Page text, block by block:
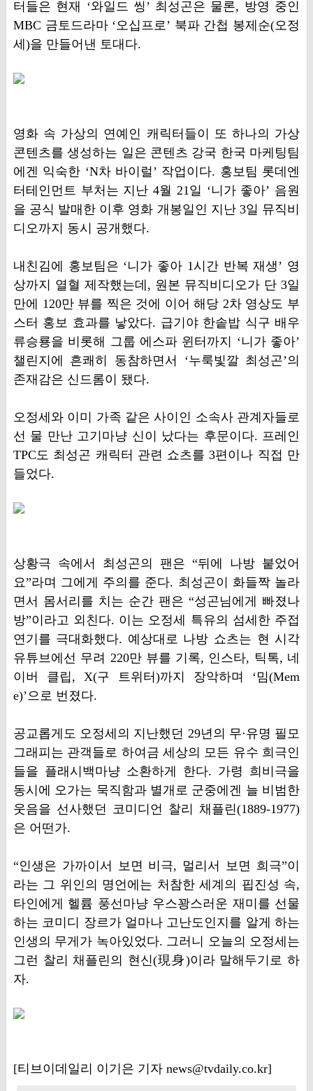
터들은 현재 ‘와일드 씽’ 최성곤은 물론, 방영 중인
MBC 금토드라마 ‘오십프로’ 북파 간첩 봉제순(오정
세)을 만들어낸 토대다.
영화 속 가상의 연예인 캐릭터들이 또 하나의 가상
콘텐츠를 생성하는 일은 콘텐츠 강국 한국 마케팅팀
에겐 익숙한 ‘N차 바이럴’ 작업이다. 홍보팀 롯데엔
터테인먼트 부처는 지난 4월 21일 ‘니가 좋아’ 음원
을 공식 발매한 이후 영화 개봉일인 지난 3일 뮤직비
디오까지 동시 공개했다.
내친김에 홍보팀은 ‘니가 좋아 1시간 반복 재생’ 영
상까지 열혈 제작했는데, 원본 뮤직비디오가 단 3일
만에 120만 뷰를 찍은 것에 이어 해당 2차 영상도 부
스터 홍보 효과를 낳았다. 급기야 한솥밥 식구 배우
류승룡을 비롯해 그룹 에스파 윈터까지 ‘니가 좋아’
챌린지에 흔쾌히 동참하면서 ‘누룩빛깔 최성곤’의
존재감은 신드롬이 됐다.
오정세와 이미 가족 같은 사이인 소속사 관계자들로
선 물 만난 고기마냥 신이 났다는 후문이다. 프레인
TPC도 최성곤 캐릭터 관련 쇼츠를 3편이나 직접 만
들었다.
상황극 속에서 최성곤의 팬은 “뒤에 나방 붙었어
요”라며 그에게 주의를 준다. 최성곤이 화들짝 놀라
면서 몸서리를 치는 순간 팬은 “성곤님에게 빠졌나
방”이라고 외친다. 이는 오정세 특유의 섬세한 주접
연기를 극대화했다. 예상대로 나방 쇼츠는 현 시각
유튜브에선 무려 220만 뷰를 기록, 인스타, 틱톡, 네
이버 클립, X(구 트위터)까지 장악하며 ‘밈(Mem
e)’으로 번졌다.
공교롭게도 오정세의 지난했던 29년의 무·유명 필모
그래피는 관객들로 하여금 세상의 모든 유수 희극인
들을 플래시백마냥 소환하게 한다. 가령 희비극을
동시에 오가는 묵직함과 별개로 군중에겐 늘 비범한
웃음을 선사했던 코미디언 찰리 채플린(1889-1977)
은 어떤가.
“인생은 가까이서 보면 비극, 멀리서 보면 희극”이
라는 그 위인의 명언에는 처참한 세계의 핍진성 속,
타인에게 헬륨 풍선마냥 우스꽝스러운 재미를 선물
하는 코미디 장르가 얼마나 고난도인지를 알게 하는
인생의 무게가 녹아있었다. 그러니 오늘의 오정세는
그런 찰리 채플린의 현신(現身)이라 말해두기로 하
자.
[티브이데일리 이기은 기자 news@tvdaily.co.kr]